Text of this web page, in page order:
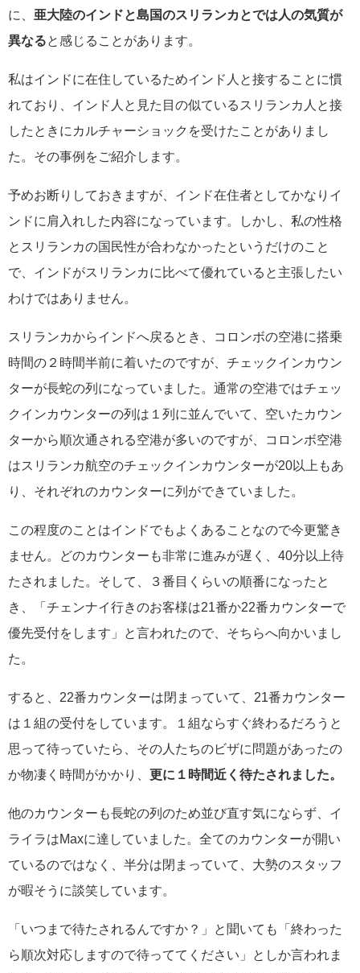
に、 亜大陸のインドと島国のスリランカとでは人の気質が
異なる と感じることがあります。
私はインドに在住しているためインド人と接することに慣
れており、インド人と見た目の似ているスリランカ人と接
したときにカルチャーショックを受けたことがありまし
た。その事例をご紹介します。
予めお断りしておきますが、インド在住者としてかなりイ
ンドに肩入れした内容になっています。しかし、私の性格
とスリランカの国民性が合わなかったというだけのこと
で、インドがスリランカに比べて優れていると主張したい
わけではありません。
スリランカからインドへ戻るとき、コロンボの空港に搭乗
時間の２時間半前に着いたのですが、チェックインカウン
ターが長蛇の列になっていました。通常の空港ではチェッ
クインカウンターの列は１列に並んでいて、空いたカウン
ターから順次通される空港が多いのですが、コロンボ空港
はスリランカ航空のチェックインカウンターが20以上もあ
り、それぞれのカウンターに列ができていました。
この程度のことはインドでもよくあることなので今更驚き
ません。どのカウンターも非常に進みが遅く、40分以上待
たされました。そして、３番目くらいの順番になったと
き、「チェンナイ行きのお客様は21番か22番カウンターで
優先受付をします」と言われたので、そちらへ向かいまし
た。
すると、22番カウンターは閉まっていて、21番カウンター
は１組の受付をしています。１組ならすぐ終わるだろうと
思って待っていたら、その人たちのビザに問題があったの
か物凄く時間がかかり、 更に１時間近く待たされました。
他のカウンターも長蛇の列のため並び直す気にならず、イ
ライラはMaxに達していました。全てのカウンターが開い
ているのではなく、半分は閉まっていて、大勢のスタッフ
が暇そうに談笑しています。
「いつまで待たされるんですか？」と聞いても「終わった
ら順次対応しますので待っててください」としか言われま